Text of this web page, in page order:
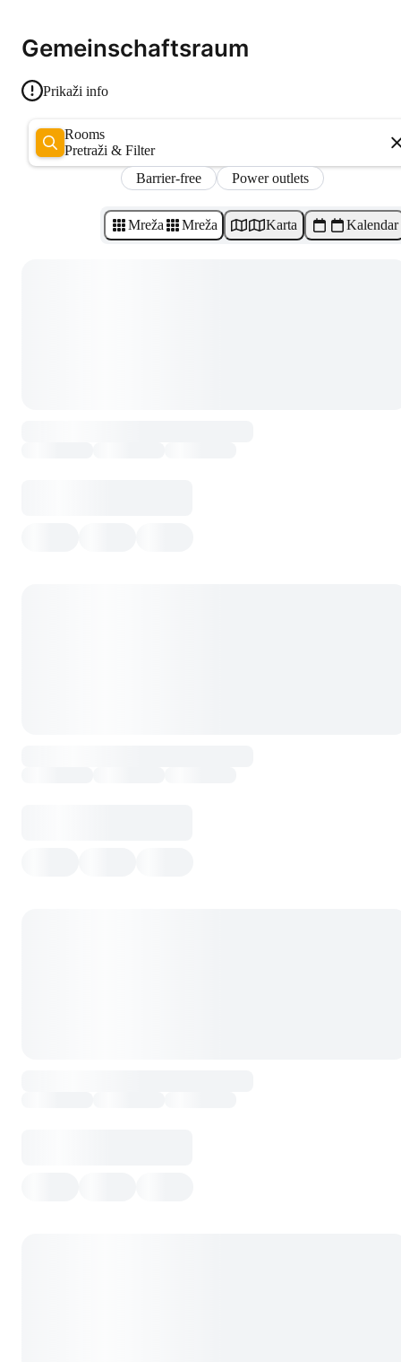
Gemeinschaftsraum
Prikaži info
Rooms
Pretraži & Filter
Barrier-free
Power outlets
Mreža Mreža Karta Kalendar